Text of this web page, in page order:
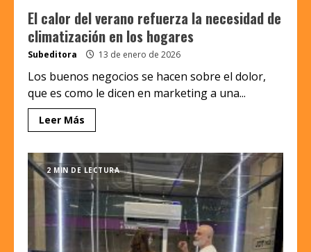
El calor del verano refuerza la necesidad de
climatización en los hogares
Subeditora 13 de enero de 2026
Los buenos negocios se hacen sobre el dolor,
que es como le dicen en marketing a una...
Leer Más
2 MIN DE LECTURA